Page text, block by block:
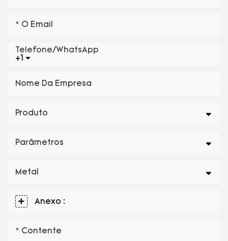
O Email
+1
Telefone/WhatsApp
Nome Da Empresa
Produto
Parâmetros
Metal
Anexo :
Contente